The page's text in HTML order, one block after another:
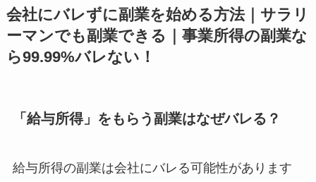
会社にバレずに副業を始める方法｜サラリ
ーマンでも副業できる｜事業所得の副業な
ら99.99%バレない！
「給与所得」をもらう副業はなぜバレる？
給与所得の副業は会社にバレる可能性があります